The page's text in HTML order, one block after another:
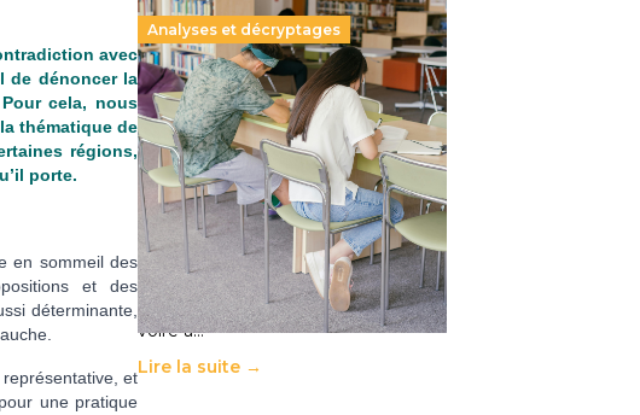
avec
de dénoncer la
cela, nous
thématique de
régions,
porte.
en sommeil des
et des
déterminante,
et
une pratique
Analyses et décryptages
Supérieur privé : une dérive
qui met à mal la promesse
républicaine
11 juillet 2026- National
Le projet de loi sur la régulation de
l’enseignement supérieur privé met
en lumière l’amplification d’un
système qui relègue l’acte
pédagogique au superfétatoire,
voire à…
Lire la suite →